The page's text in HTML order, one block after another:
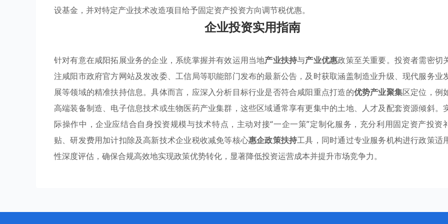
设基金，并对特定产业技术改造项目给予固定资产投资方向调节税优惠。
企业投资实用指南
针对有意在咸阳拓展业务的企业，系统掌握并有效运用当地产业扶持与产业优惠政策至关重要。投资者需密切
注咸阳市政府官方网站及发改委、工信局等职能部门发布的最新公告，及时获取涵盖制造业升级、现代服务业
展等领域的精准扶持信息。具体而言，应深入分析目标行业是否符合咸阳重点打造的优势产业聚集区定位，例
高端装备制造、电子信息技术或生物医药产业集群，这些区域通常享有更集中的土地、人才及配套资源倾斜。
际操作中，企业应结合自身投资规模与技术特点，主动对接“一企一策”定制化服务，充分利用固定资产投资
贴、研发费用加计扣除及高新技术企业税收减免等核心惠企政策扶持工具，同时通过专业服务机构进行政策适
性深度评估，确保合规高效地实现政策优势转化，显著降低投资运营成本并提升市场竞争力。